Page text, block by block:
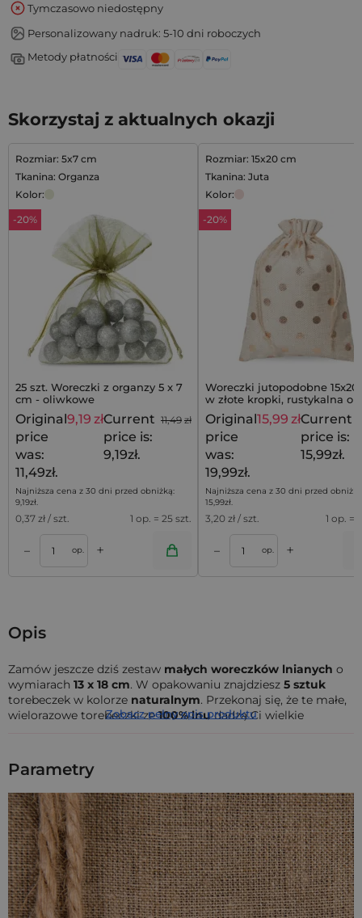
Tymczasowo niedostępny
Personalizowany nadruk: 5-10 dni roboczych
Metody płatności
Skorzystaj z aktualnych okazji
Rozmiar: 5x7 cm
Tkanina: Organza
Kolor:
-20%
25 szt. Woreczki z organzy 5 x 7
cm - oliwkowe
11,49 zł
Original
price
was:
11,49zł.
9,19 złCurrent
price is:
9,19zł.
Najniższa cena z 30 dni przed obniżką:
9,19zł.
0,37 zł / szt. 1 op. = 25 szt.
– op. +
Rozmiar: 15x20 cm
Tkanina: Juta
Kolor:
-20%
Woreczki jutopodobne
w złote kropki, rustykalna
prezentu
Original
price
was:
19,99zł.
15,99 złCurrent
price is:
15,99zł.
Najniższa cena z 30 dni przed
15,99zł.
3,20 zł / szt. 1 op. =
– op. +
Dodaj do koszyka
Opis
Zamów jeszcze dziś zestaw małych woreczków lnianych o
wymiarach 13 x 18 cm. W opakowaniu znajdziesz 5 sztuk
torebeczek w kolorze naturalnym. Przekonaj się, że te małe,
wielorazowe torebeczki ze100% lnudadzą Ci wielkie
tkaninyposiadają
Do czego można wykorzystać worki i
woreczki z lnu?
Przekonaj się, żelniane woreczki wielokrotnego użytkuto
bardzo uniwersalne opakowania. Możesz wykorzystać je na
wiele sposobów! Wspaniale sprawdzą się w roli opakowania
Zobacz pełny opis produktu
Parametry